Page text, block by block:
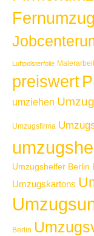
Luftpolsterfolie
preiswert
umziehen Umzug
Umzugsfirma
Umzugshelfer Berlin
Umzugskartons
Berlin